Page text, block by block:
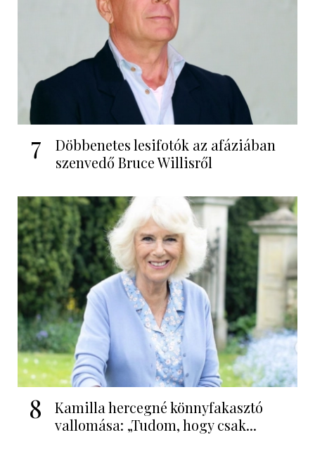
7
Döbbenetes lesifotók az afáziában
szenvedő Bruce Willisről
8
Kamilla hercegné könnyfakasztó
vallomása: „Tudom, hogy csak...